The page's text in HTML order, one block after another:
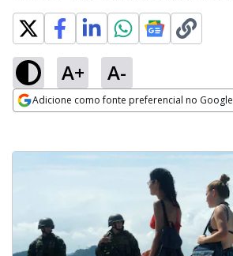
A+ A-
Adicione como fonte preferencial no Google